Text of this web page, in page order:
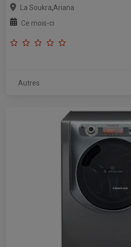
La Soukra,Ariana
Ce mois-ci
Autres